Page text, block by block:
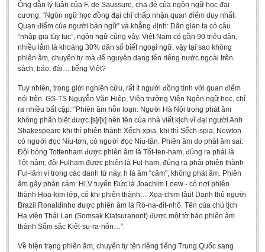
RESEARCH
Sinology & Nom
Linguistics
Vietnamese Folk Culture
Literary Theory & Criticism
Vietnamese Literature
Foreign Literatures & Comparative Literature
Theater and Film
Culture - History - Philosophy
Education
BA, MA, PhD. Theses
CONFERENCE
Studies on Vietnamese and Korean Literature and Films
Ông dẫn lý luận của F. de Saussure, cha đẻ của ngôn ngữ học đại
cương: “Ngôn ngữ học đồng đại chỉ chấp nhận quan điểm duy nhất:
Quan điểm của người bản ngữ” và khẳng định: Dân gian ta có câu
“nhập gia tùy tục”, ngôn ngữ cũng vậy. Việt Nam có gần 90 triệu dân,
nhiều lắm là khoảng 30% dân số biết ngoại ngữ, vậy tại sao không
phiên âm, chuyển tự mà để nguyên dạng tên riêng nước ngoài trên
sách, báo, đài… tiếng Việt?
Tuy nhiên, trong giới nghiên cứu, rất ít người đồng tình với quan điểm
nói trên. GS-TS Nguyễn Văn Hiệp, Viện trưởng Viện Ngôn ngữ học, chỉ
ra nhiều bất cập: “Phiên âm hỗn loạn: Người Hà Nội trong phát âm
không phân biệt được [s]/[x] nên tên của nhà viết kịch vĩ đại người Anh
Shakespeare khi thì phiên thành Xếch-xpia, khi thì Sếch-spia; Newton
có người đọc Niu-tơn, có người đọc Niu-tân. Phiên âm do phát âm sai:
Đội bóng Tottenham được phiên âm là Tốt-ten-ham, đúng ra phải là
Tôt-nâm; đội Fulham được phiên là Ful-ham, đúng ra phải phiên thành
Ful-lâm vì trong các danh từ này, h là âm “câm”, không phát âm. Phiên
âm gây phản cảm: HLV tuyển Đức là Joachim Loew - có nơi phiên
thành Hoa-kim lớp, có khi phiên thành… Xoa-chim lâu! Danh thủ người
Brazil Ronaldinho được phiên âm là Rô-na-đit-nhô. Tên của chủ tịch
Hạ viện Thái Lan (Somsak Kiatsuranont) được một tờ báo phiên âm
thành Sổm sặc Kiệt-sụ-ra-nôn…”.
Về hiện trạng phiên âm, chuyển tự tên riêng tiếng Trung Quốc sang